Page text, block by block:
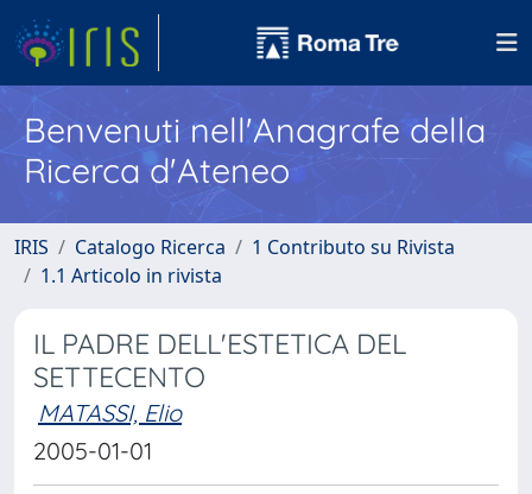
Benvenuti nell'Anagrafe della
Ricerca d'Ateneo
IRIS Catalogo Ricerca
1 Contributo su Rivista
1.1 Articolo in rivista
IL PADRE DELL'ESTETICA DEL
SETTECENTO
MATASSI, Elio
2005-01-01